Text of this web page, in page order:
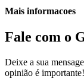
Mais informacoes
Fale com o
Deixe a sua
opinião é importante!